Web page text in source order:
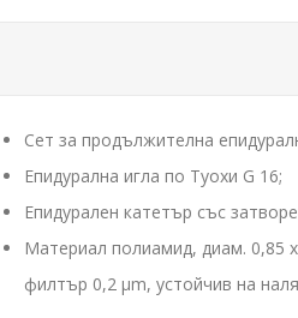
Сет за продължителна
Епидурална игла по Туохи G 16;
Епидурален катетър със
Материал полиамид, диам. 0,85
филтър 0,2 µm, устойчив на